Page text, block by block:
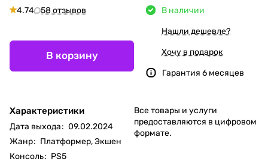
4.74 58 отзывов
В корзину
Характеристики
Дата выхода: 09.02.2024
Жанр: Платформер, Экшен
Консоль: PS5
В наличии
Нашли дешевле?
Хочу в подарок
Гарантия 6 месяцев
Все товары и услуги
предоставляются в цифровом
формате.